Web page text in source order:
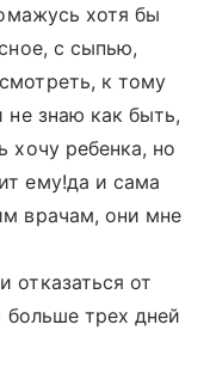
хотя бы
с сыпью,
к тому
не знаю как быть,
хочу ребенка, но
ему!да и сама
врачам, они мне
отказаться от
больше трех дней